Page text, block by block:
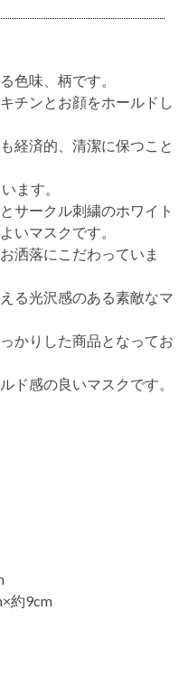
色味、柄です。
チンとお顔をホールドし
経済的、清潔に保つこと
ます。
サークル刺繍のホワイト
いマスクです。
洒落にこだわっていま
る光沢感のある素敵なマ
かりした商品となってお
ド感の良いマスクです。
約9cm